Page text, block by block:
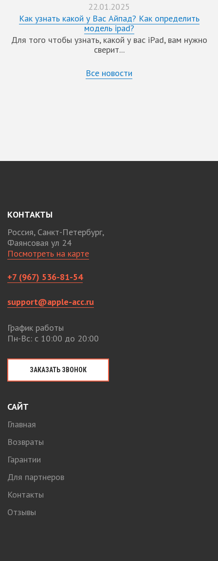
22.01.2025
Как узнать какой у Вас Айпад? Как определить
модель ipad?
Для того чтобы узнать, какой у вас iPad, вам нужно
сверит...
Все новости
КОНТАКТЫ
Россия, Санкт-Петербург,
Фаянсовая ул 24
Посмотреть на карте
+7 (967) 536-81-54
support@apple-acc.ru
График работы
Пн-Вс: с 10:00 до 20:00
ЗАКАЗАТЬ ЗВОНОК
САЙТ
Главная
Возвраты
Гарантии
Для партнеров
Контакты
Отзывы